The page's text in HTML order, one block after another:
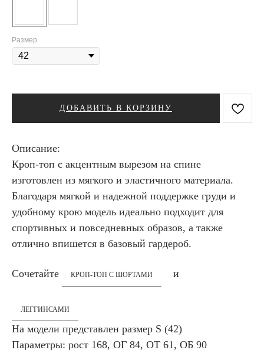
Размер
ДОБАВИТЬ В КОРЗИНУ
Описание:
Кроп-топ с акцентным вырезом на спине
изготовлен из мягкого и эластичного материала.
Благодаря мягкой и надежной поддержке груди и
удобному крою модель идеально подходит для
спортивных и повседневных образов, а также
отлично впишется в базовый гардероб.
Сочетайте КРОП-ТОП С ШОРТАМИ и
ЛЕГГИНСАМИ
На модели представлен размер S (42)
Параметры: рост 168, ОГ 84, ОТ 61, ОБ 90